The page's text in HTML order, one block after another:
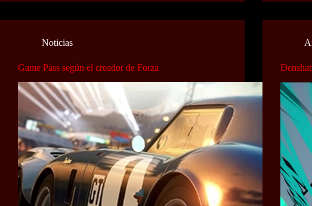
Noticias
Game Pass según el creador de Forza